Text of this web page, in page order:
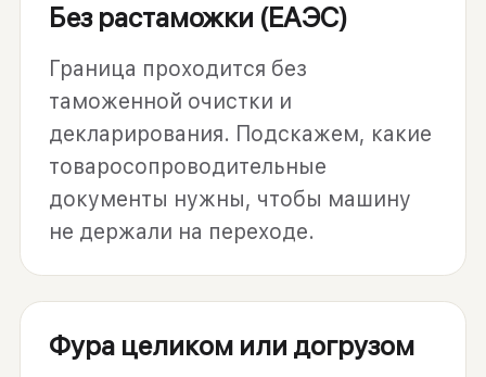
Без растаможки (ЕАЭС)
Граница проходится без
таможенной очистки и
декларирования. Подскажем, какие
товаросопроводительные
документы нужны, чтобы машину
не держали на переходе.
Фура целиком или догрузом